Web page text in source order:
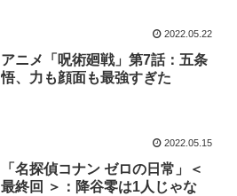
2022.05.22
アニメ「呪術廻戦」第7話：五条
悟、力も顔面も最強すぎた
2022.05.15
「名探偵コナン ゼロの日常」＜
最終回 ＞：降谷零は1人じゃな